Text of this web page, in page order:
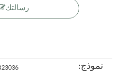
رسالتك
نموذج: